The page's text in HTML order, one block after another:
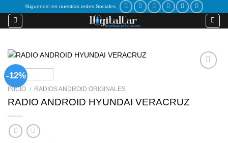
content
!Siguenos! en nuestras redes Sociales
-12%
INICIO / RADIOS ANDROID ORIGINALES
RADIO ANDROID HYUNDAI VERACRUZ